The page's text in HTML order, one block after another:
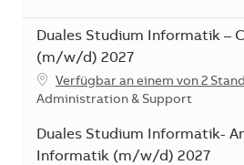
Duales Studium Informatik –
(m/w/d) 2027
Verfügbar an einem von 2
Kategorie
Administration & Support
Duales Studium Informatik-
Informatik (m/w/d) 2027